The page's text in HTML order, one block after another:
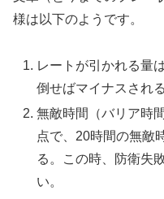
様は以下のようです。
レートが引かれる量
倒せばマイナスされ
無敵時間（バリア時
点で、20時間の無敵
る。この時、防衛失
い。